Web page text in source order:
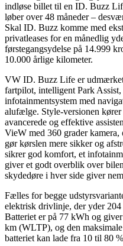
indløse billet til en ID. Buzz
løber over 48 måneder –
Skal ID. Buzz komme med
privatleases for en månedlig
førstegangsydelse på 14.999
10.000 årlige kilometer.
VW ID. Buzz Life er
fartpilot, intelligent Park
infotainmentsystem med
alufælge. Style-versionen
avancerede og effektive
VieW med 360 grader
gør kørslen mere sikker og
sikrer god komfort, et
giver et godt overblik over
skydedøre i hver side giver
Fælles for begge
elektrisk drivlinje, der yder
Batteriet er på 77 kWh og
km (WLTP), og den
batteriet kan lade fra 10 til 80